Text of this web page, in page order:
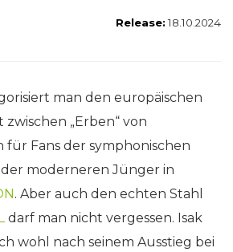
Release:18.10.2024
man den europäischen
zwischen „Erben“ von
für Fans der symphonischen
moderneren Jünger in
. Aber auch den echten Stahl
darf man nicht vergessen. Isak
wohl nach seinem Ausstieg bei